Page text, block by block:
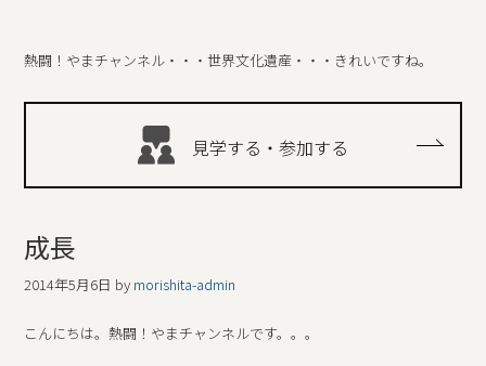
熱闘！やまチャンネル・・・世界文化遺産・・・きれいですね。
見学する・参加する
成長
2014年5月6日 by morishita-admin
こんにちは。熱闘！やまチャンネルです。。。